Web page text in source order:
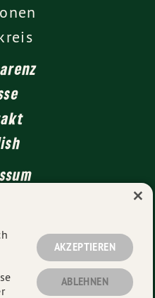
- Alle Rechte vorbehalten.
AKZEPTIEREN
ABLEHNEN
×